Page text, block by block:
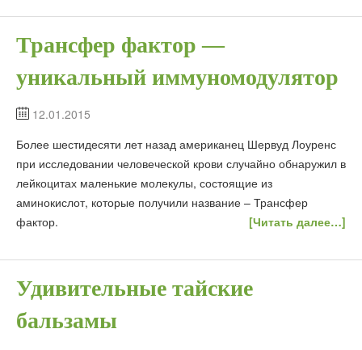
Трансфер фактор —
уникальный иммуномодулятор
12.01.2015
Более шестидесяти лет назад американец Шервуд Лоуренс
при исследовании человеческой крови случайно обнаружил в
лейкоцитах маленькие молекулы, состоящие из
аминокислот, которые получили название – Трансфер
фактор.
[Читать далее…]
Удивительные тайские
бальзамы